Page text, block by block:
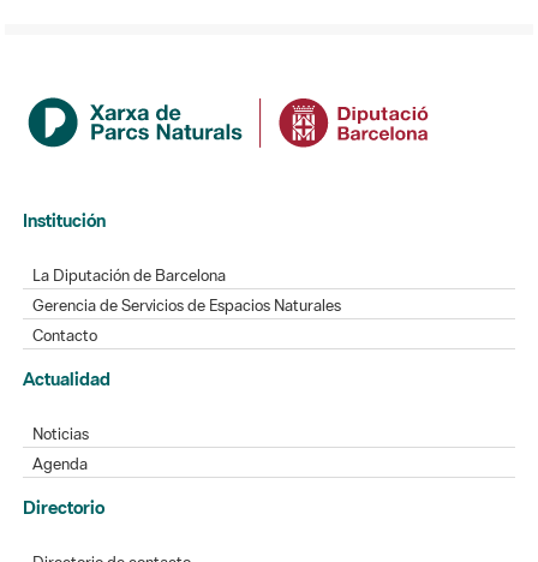
Institución
La Diputación de Barcelona
Gerencia de Servicios de Espacios Naturales
Contacto
Actualidad
Noticias
Agenda
Directorio